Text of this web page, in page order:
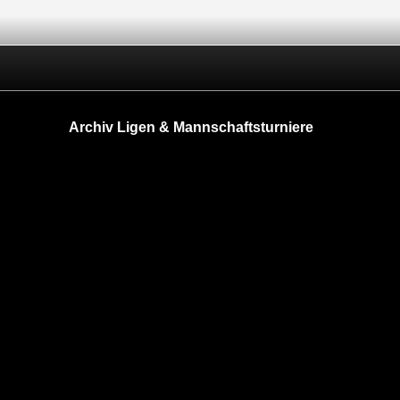
Archiv Ligen & Mannschaftsturniere